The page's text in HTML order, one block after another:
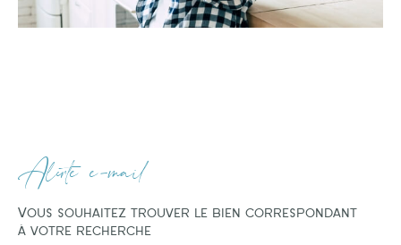
Alerte e-mail
Vous souhaitez trouver le bien correspondant
à votre recherche